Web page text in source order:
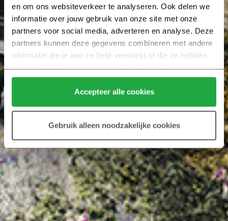
en om ons websiteverkeer te analyseren. Ook delen we
informatie over jouw gebruik van onze site met onze
partners voor social media, adverteren en analyse. Deze
partners kunnen deze gegevens combineren met andere
informatie die je aan ze hebt verstrekt of die ze hebben
verzameld op basis van jouw gebruik van hun services.
Klik hier voor meer informatie over ons cookiebeleid.
Accepteer alle cookies
Gebruik alleen noodzakelijke cookies